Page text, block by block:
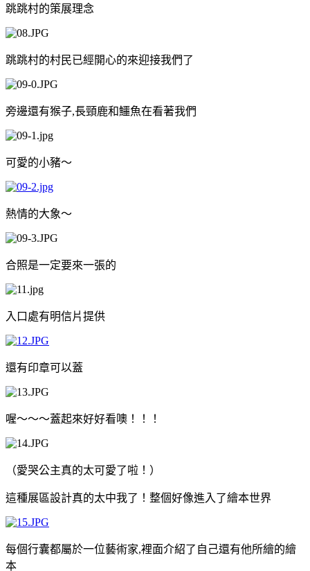
跳跳村的策展理念
跳跳村的村民已經開心的來迎接我們了
旁邊還有猴子,長頸鹿和鱷魚在看著我們
可愛的小豬～
熱情的大象～
合照是一定要來一張的
入口處有明信片提供
還有印章可以蓋
喔～～～蓋起來好好看噢！！！
（愛哭公主真的太可愛了啦！）
這種展區設計真的太中我了！整個好像進入了繪本世界
每個行囊都屬於一位藝術家,裡面介紹了自己還有他所繪的繪
本